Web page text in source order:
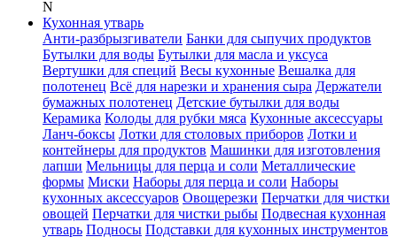
N
Кухонная утварь
Анти-разбрызгиватели Банки для сыпучих продуктов
Бутылки для воды Бутылки для масла и уксуса
Вертушки для специй Весы кухонные Вешалка для
полотенец Всё для нарезки и хранения сыра Держатели
бумажных полотенец Детские бутылки для воды
Керамика Колоды для рубки мяса Кухонные аксессуары
Ланч-боксы Лотки для столовых приборов Лотки и
контейнеры для продуктов Машинки для изготовления
лапши Мельницы для перца и соли Металлические
формы Миски Наборы для перца и соли Наборы
кухонных аксессуаров Овощерезки Перчатки для чистки
овощей Перчатки для чистки рыбы Подвесная кухонная
утварь Подносы Подставки для кухонных инструментов